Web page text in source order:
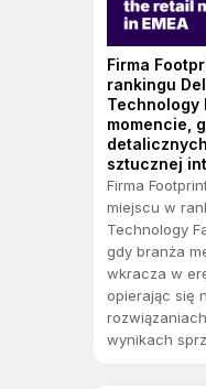
Firma
rankingu
Technology
momencie,
sztucznej
Firma
miejscu w
Technology
gdy branża
wkracza w
opierając się
wynikach